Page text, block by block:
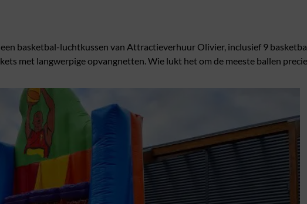
een basketbal-luchtkussen van Attractieverhuur Olivier, inclusief 9
met langwerpige opvangnetten. Wie lukt het om de meeste ballen